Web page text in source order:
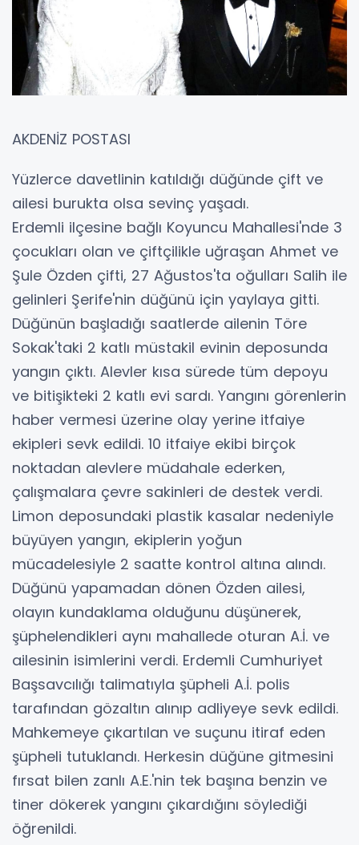
AKDENİZ POSTASI
Yüzlerce davetlinin katıldığı düğünde çift ve
ailesi burukta olsa sevinç yaşadı.
Erdemli ilçesine bağlı Koyuncu Mahallesi'nde 3
çocukları olan ve çiftçilikle uğraşan Ahmet ve
Şule Özden çifti, 27 Ağustos'ta oğulları Salih ile
gelinleri Şerife'nin düğünü için yaylaya gitti.
Düğünün başladığı saatlerde ailenin Töre
Sokak'taki 2 katlı müstakil evinin deposunda
yangın çıktı. Alevler kısa sürede tüm depoyu
ve bitişikteki 2 katlı evi sardı. Yangını görenlerin
haber vermesi üzerine olay yerine itfaiye
ekipleri sevk edildi. 10 itfaiye ekibi birçok
noktadan alevlere müdahale ederken,
çalışmalara çevre sakinleri de destek verdi.
Limon deposundaki plastik kasalar nedeniyle
büyüyen yangın, ekiplerin yoğun
mücadelesiyle 2 saatte kontrol altına alındı.
Düğünü yapamadan dönen Özden ailesi,
olayın kundaklama olduğunu düşünerek,
şüphelendikleri aynı mahallede oturan A.İ. ve
ailesinin isimlerini verdi. Erdemli Cumhuriyet
Başsavcılığı talimatıyla şüpheli A.İ. polis
tarafından gözaltın alınıp adliyeye sevk edildi.
Mahkemeye çıkartılan ve suçunu itiraf eden
şüpheli tutuklandı. Herkesin düğüne gitmesini
fırsat bilen zanlı A.E.'nin tek başına benzin ve
tiner dökerek yangını çıkardığını söylediği
öğrenildi.